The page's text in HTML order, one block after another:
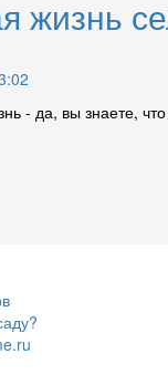
жизнь
- да, вы знаете,